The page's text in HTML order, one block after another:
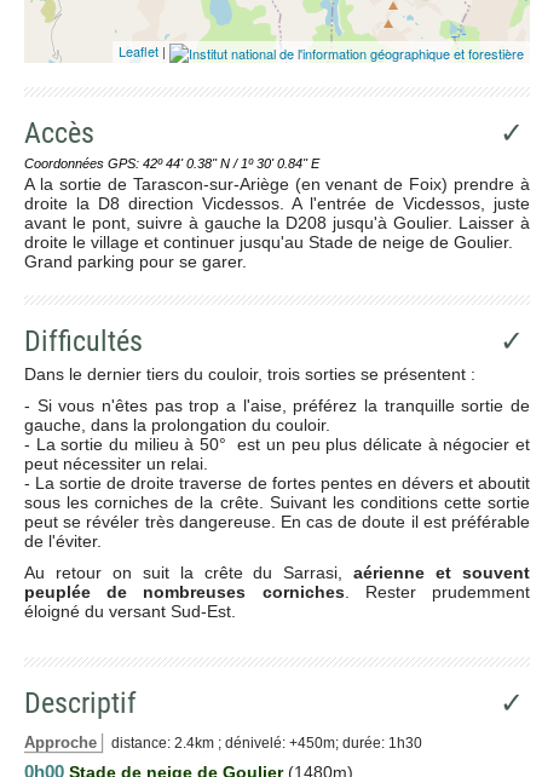
Leaflet |
Accès ✓
Coordonnées GPS: 42º 44' 0.38'' N / 1º 30' 0.84'' E
A la sortie de Tarascon-sur-Ariège (en venant de Foix) prendre à
droite la D8 direction Vicdessos. A l'entrée de Vicdessos, juste
avant le pont, suivre à gauche la D208 jusqu'à Goulier. Laisser à
droite le village et continuer jusqu'au Stade de neige de Goulier.
Grand parking pour se garer.
Difficultés ✓
Dans le dernier tiers du couloir, trois sorties se présentent :
- Si vous n'êtes pas trop a l'aise, préférez la tranquille sortie de
gauche, dans la prolongation du couloir.
- La sortie du milieu à 50° est un peu plus délicate à négocier et
peut nécessiter un relai.
- La sortie de droite traverse de fortes pentes en dévers et aboutit
sous les corniches de la crête. Suivant les conditions cette sortie
peut se révéler très dangereuse. En cas de doute il est préférable
de l'éviter.
Au retour on suit la crête du Sarrasi,aérienne et souvent
peuplée de nombreuses corniches. Rester prudemment
éloigné du versant Sud-Est.
Descriptif ✓
Approche distance: 2.4km ; dénivelé: +450m; durée: 1h30
0h00 Stade de neige de Goulier(1480m)